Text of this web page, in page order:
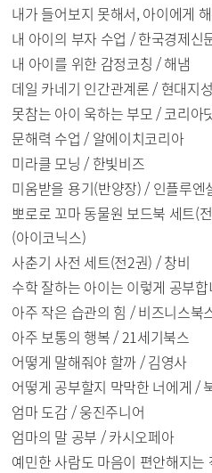
내가 들어보지 못해서, 아이에게
내 아이의 부자 수업 / 한국경제신
내 아이를 위한 감정코칭 / 해냄
데일 카네기 인간관계론 / 현대지성
못참는 아이 욱하는 부모 / 코리아
문해력 수업 / 알에이치코리아
미라클 모닝 / 한빛비즈
미움받을 용기(반양장) / 인플루엔
뽀로로 꼬마 동물원 보드북 세트(
(아이코닉스)
사춘기 사전 세트(전2권) / 창비
수학 잘하는 아이는 이렇게 공부
아주 작은 습관의 힘 / 비즈니스북
아주 보통의 행복 / 21세기북스
어떻게 말해줘야 할까 / 김영사
어떻게 공부할지 막막한 너에게 /
엄마 도감 / 웅진주니어
엄마의 말 공부 / 카시오페아
예민한 사람도 마음이 편안해지는